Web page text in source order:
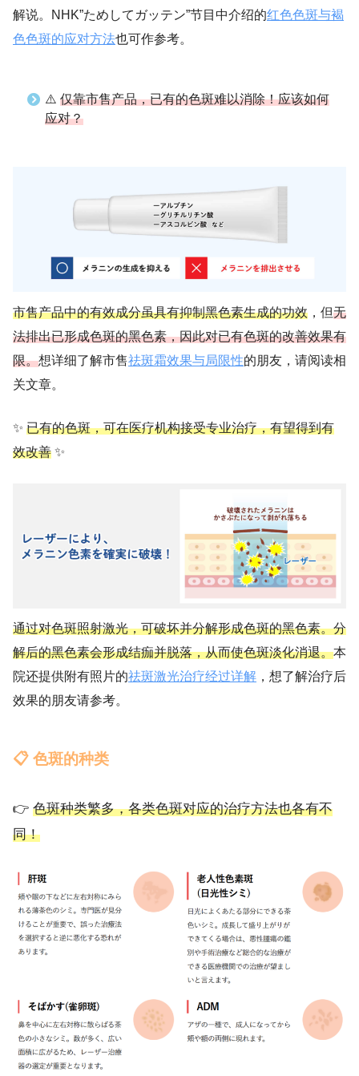
解说。NHK”ためしてガッテン”节目中介绍的红色色斑与褐
色色斑的应对方法也可作参考。
⚠️ 仅靠市售产品，已有的色斑难以消除！应该如何
应对？
市售产品中的有效成分虽具有抑制黑色素生成的功效 ，但无
法排出已形成色斑的黑色素，因此对已有色斑的改善效果有
限。想详细了解市售祛斑霜效果与局限性的朋友，请阅读相
关文章。
✨ 已有的色斑，可在医疗机构接受专业治疗，有望得到有
效改善 ✨
通过对色斑照射激光，可破坏并分解形成色斑的黑色素。分
解后的黑色素会形成结痂并脱落，从而使色斑淡化消退。本
院还提供附有照片的祛斑激光治疗经过详解 ，想了解治疗后
效果的朋友请参考。
📋 色斑的种类
👉 色斑种类繁多，各类色斑对应的治疗方法也各有不
同！